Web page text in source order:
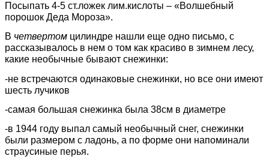
Посыпать 4-5 ст.ложек лим.кислоты – «Волшебный
порошок Деда Мороза».
В четвертом цилиндре нашли еще одно письмо, с
рассказывалось в нем о том как красиво в зимнем лесу,
какие необычные бывают снежинки:
-не встречаются одинаковые снежинки, но все они имеют
шесть лучиков
-самая большая снежинка была 38см в диаметре
-в 1944 году выпал самый необычный снег, снежинки
были размером с ладонь, а по форме они напоминали
страусиные перья.